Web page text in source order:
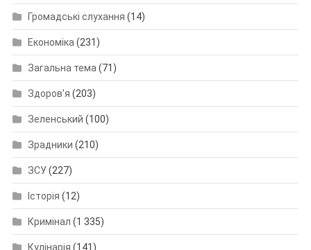
Громадські слухання (14)
Економіка (231)
Загальна тема (71)
Здоров'я (203)
Зеленський (100)
Зрадники (210)
ЗСУ(227)
Історія (12)
Кримінал (1 335)
Кулінарія (141)